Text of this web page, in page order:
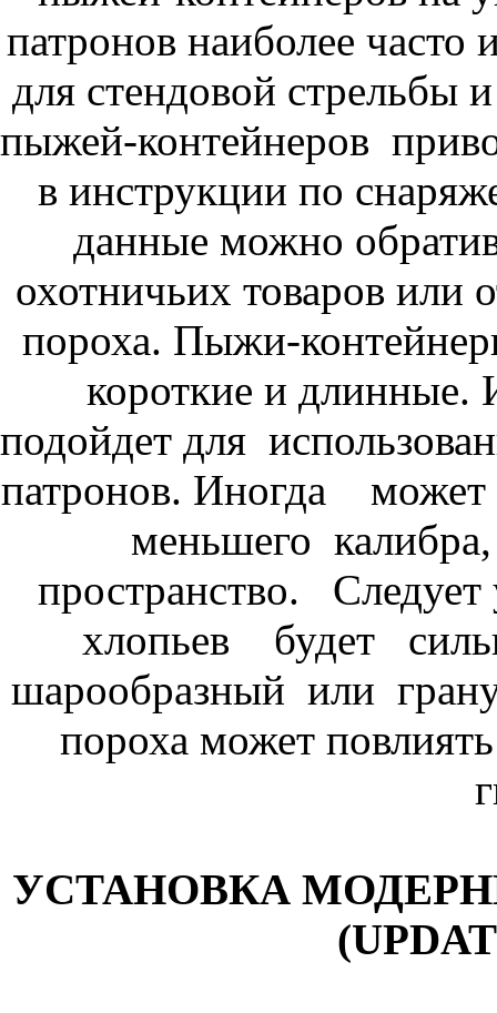
патронов наиболее
для стендовой стрельбы
пыжей-контейнеров
в инструкции по
данные можно
охотничьих товаров или
пороха. Пыжи-
короткие и длинные.
подойдет для
патронов. Иногда
меньшего
пространство.
хлопьев будет
шарообразный или
пороха может
УСТАНОВКА